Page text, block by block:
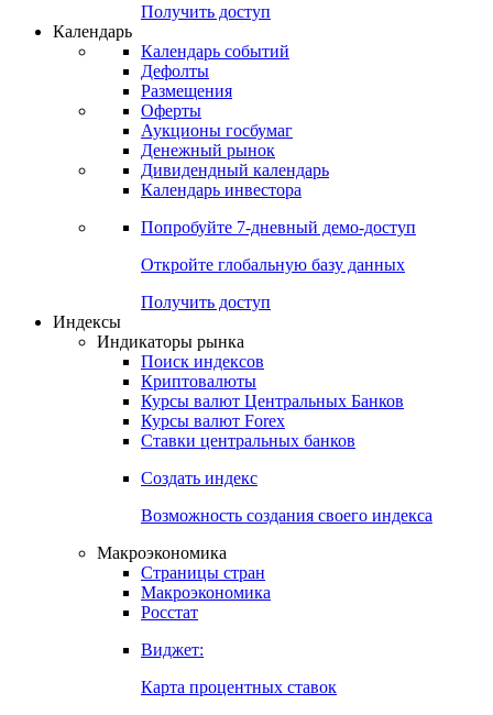
Получить доступ
Календарь
Календарь событий
Дефолты
Размещения
Оферты
Аукционы госбумаг
Денежный рынок
Дивидендный календарь
Календарь инвестора
Попробуйте 7-дневный демо-доступ
Откройте глобальную базу данных
Получить доступ
Индексы
Индикаторы рынка
Поиск индексов
Криптовалюты
Курсы валют Центральных Банков
Курсы валют Forex
Ставки центральных банков
Создать индекс
Возможность создания своего индекса
Макроэкономика
Страницы стран
Макроэкономика
Росстат
Виджет:
Карта процентных ставок